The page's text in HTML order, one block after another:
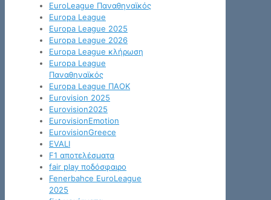
EuroLeague Παναθηναϊκός
Europa League
Europa League 2025
Europa League 2026
Europa League κλήρωση
Europa League
Παναθηναϊκός
Europa League ΠΑΟΚ
Eurovision 2025
Eurovision2025
EurovisionEmotion
EurovisionGreece
EVALI
F1 αποτελέσματα
fair play ποδόσφαιρο
Fenerbahce EuroLeague
2025